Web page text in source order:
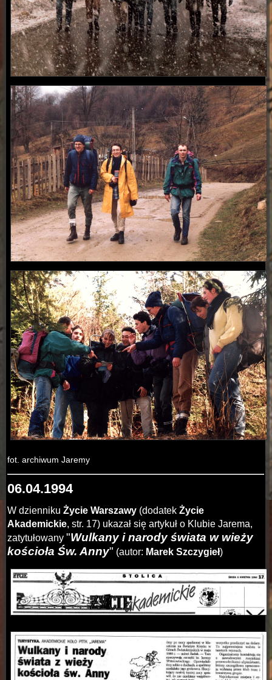
fot. archiwum Jaremy
06.04.1994
W dziennikuŻycie Warszawy (dodatekŻycie
Akademickie, str. 17) ukazał się artykuł o Klubie Jarema,
zatytułowany"Wulkany i narody świata w wieży
kościoła Św. Anny" (autor: Marek Szczygieł)